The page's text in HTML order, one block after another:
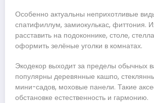
Особенно актуальны неприхотливые
спатифиллум, замиокулькас, фиттония.
расставить на подоконнике, столе,
оформить зелёные уголки в комнатах.
Экодекор выходит за пределы обычных
популярны деревянные кашпо,
мини-садов, моховые панели. Такие
обстановке естественность и гармонию.